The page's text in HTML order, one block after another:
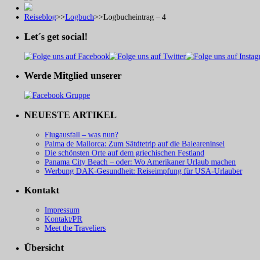
Reiseblog>>Logbuch>>Logbucheintrag – 4
Let´s get social!
Werde Mitglied unserer
NEUESTE ARTIKEL
Flugausfall – was nun?
Palma de Mallorca: Zum Sätdtetrip auf die Baleareninsel
Die schönsten Orte auf dem griechischen Festland
Panama City Beach – oder: Wo Amerikaner Urlaub machen
Werbung DAK-Gesundheit: Reiseimpfung für USA-Urlauber
Kontakt
Impressum
Kontakt/PR
Meet the Traveliers
Übersicht